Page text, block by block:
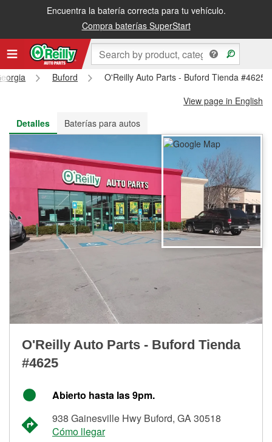
Encuentra la batería correcta para tu vehículo.
Compra baterías SuperStart
Recibe tu orden gratis al día siguiente o recógela en la tienda
Buford
O'Reilly Auto Parts - Buford Tienda #4625
View page in English
Detalles
Baterías para autos
O'Reilly Auto Parts - Buford Tienda
#4625
Abierto hasta las 9pm.
938 Gainesville Hwy Buford, GA 30518
Cómo llegar